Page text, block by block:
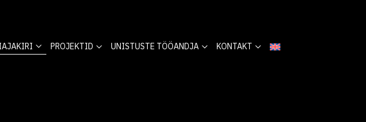
PROJEKTID UNISTUSTE TÖÖANDJA KONTAKT